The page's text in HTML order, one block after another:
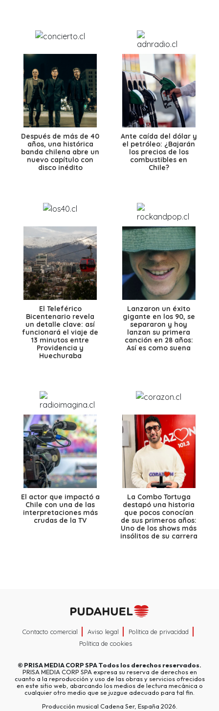
Después de más de 40
años, una histórica
banda chilena abre un
nuevo capítulo con
disco inédito
Ante caída del dólar y
el petróleo: ¿Bajarán
los precios de los
combustibles en
Chile?
El Teleférico
Bicentenario revela
un detalle clave: así
funcionará el viaje de
13 minutos entre
Providencia y
Huechuraba
Lanzaron un éxito
gigante en los 90, se
separaron y hoy
lanzan su primera
canción en 28 años:
Así es como suena
El actor que impactó a
Chile con una de las
interpretaciones más
crudas de la TV
La Combo Tortuga
destapó una historia
que pocos conocían
de sus primeros años:
Uno de los shows más
insólitos de su carrera
Contacto comercial Aviso legal
Política de privacidad
Política de cookies
© PRISA MEDIA CORP SPATodos los derechos reservados.
PRISA MEDIA CORP SPA expresa su reserva de derechos en
cuanto a la reproducción y uso de las obras y servicios ofrecidos
en este sitio web, abarcando los medios de lectura mecánica o
cualquier otro medio que se juzgue adecuado para tal fin.
Producción musical Cadena Ser, España 2026.